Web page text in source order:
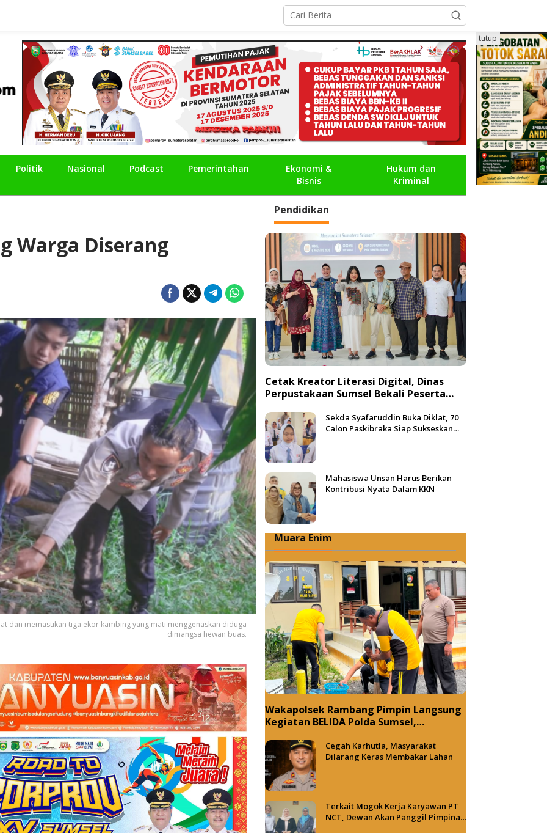
Politik Nasional Podcast Pemerintahan
Ekonomi &
Bisnis
Hukum dan
Kriminal
tutup
Warga Diserang
dan memastikan tiga ekor kambing yang mati menggenaskan diduga
dimangsa hewan buas.
Pendidikan
Cetak Kreator Literasi Digital, Dinas
Perpustakaan Sumsel Bekali Peserta
Sekda Syafaruddin Buka Diklat, 70
Calon Paskibraka Siap Sukseskan
Mahasiswa Unsan Harus Berikan
Kontribusi Nyata Dalam KKN
Muara Enim
Wakapolsek Rambang Pimpin Langsung
Kegiatan BELIDA Polda Sumsel,
Cegah Karhutla, Masyarakat
Dilarang Keras Membakar Lahan
Terkait Mogok Kerja Karyawan PT
NCT, Dewan Akan Panggil Pimpinan